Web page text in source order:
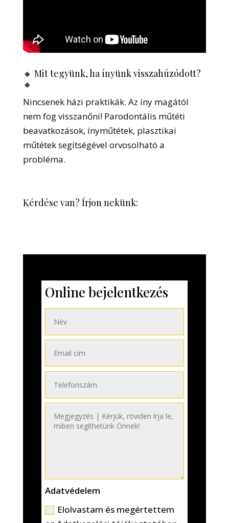
🔸 Mit tegyünk, ha ínyünk visszahúzódott?
🔸
Nincsenek házi praktikák. Az íny magától
nem fog visszanőni! Parodontális műtéti
beavatkozások, ínyműtétek, plasztikai
műtétek segítségével orvosolható a
probléma.
Kérdése van? Írjon nekünk:
Online bejelentkezés
Adatvédelem
Elolvastam és megértettem